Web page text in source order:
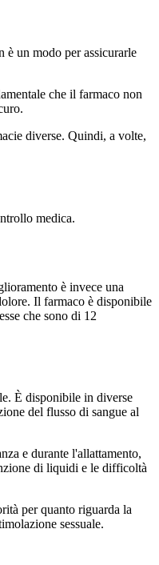
è un modo per assicurarle
che il farmaco non
diverse. Quindi, a volte,
medica.
è invece una
Il farmaco è disponibile
che sono di 12
È disponibile in diverse
del flusso di sangue al
e durante l'allattamento,
di liquidi e le difficoltà
per quanto riguarda la
sessuale.